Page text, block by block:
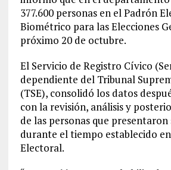
377.600 personas en el Padrón
Biométrico para las Elecciones
próximo 20 de octubre.
El Servicio de Registro Cívico
dependiente del Tribunal
(TSE), consolidó los datos
con la revisión, análisis y
de las personas que presentaron
durante el tiempo establecido
Electoral.